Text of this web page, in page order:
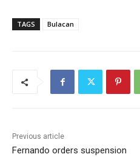
TAGS Bulacan
Previous article
Fernando orders suspension